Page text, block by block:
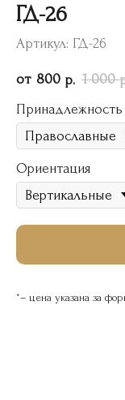
ГД-26
Артикул: ГД-26
800 р. 1 000
Принадлежность
Ориентация
*– цена указана за